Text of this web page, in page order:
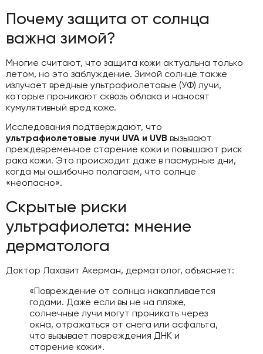
Почему защита от солнца
важна зимой?
Многие считают, что защита кожи актуальна только
летом, но это заблуждение. Зимой солнце также
излучает вредные ультрафиолетовые (УФ) лучи,
которые проникают сквозь облака и наносят
кумулятивный вред коже.
Исследования подтверждают, что
ультрафиолетовые лучи UVA и UVB вызывают
преждевременное старение кожи и повышают риск
рака кожи. Это происходит даже в пасмурные дни,
когда мы ошибочно полагаем, что солнце
«неопасно».
Скрытые риски
ультрафиолета: мнение
дерматолога
Доктор Лахавит Акерман, дерматолог, объясняет:
«Повреждение от солнца накапливается
годами. Даже если вы не на пляже,
солнечные лучи могут проникать через
окна, отражаться от снега или асфальта,
что вызывает повреждения ДНК и
старение кожи».